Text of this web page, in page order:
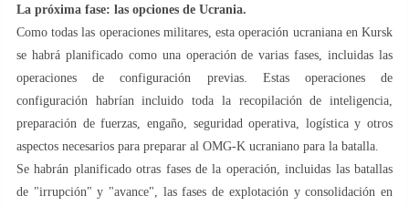
La próxima fase: las opciones de Ucrania.
Como todas las operaciones militares, esta operación ucraniana en Kursk
se habrá planificado como una operación de varias fases, incluidas las
operaciones de configuración previas. Estas operaciones de
configuración habrían incluido toda la recopilación de inteligencia,
preparación de fuerzas, engaño, seguridad operativa, logística y otros
aspectos necesarios para preparar al OMG-K ucraniano para la batalla.
Se habrán planificado otras fases de la operación, incluidas las batallas
de "irrupción" y "avance", las fases de explotación y consolidación en